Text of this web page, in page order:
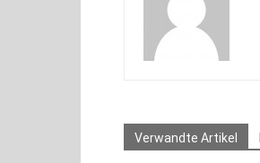
Verwandte Artikel